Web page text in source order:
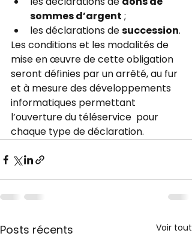
sommes d’argent ;
les déclarations de succession.
Les conditions et les modalités de
mise en œuvre de cette obligation
seront définies par un arrêté, au fur
et à mesure des développements
informatiques permettant
l’ouverture du téléservice  pour
chaque type de déclaration.
Posts récents Voir tout